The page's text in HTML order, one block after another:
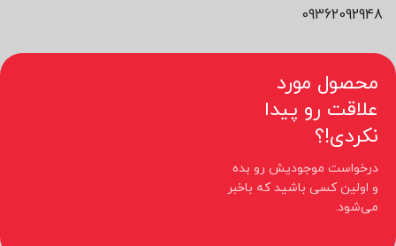
09362092948
محصول مورد
علاقت رو پیدا
نکردی!؟
درخواست موجودیش رو بده
و اولین کسی باشید که باخبر
می‌شود.